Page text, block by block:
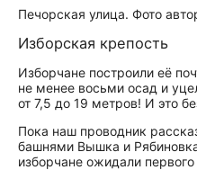
Печорская улица. Фото
Изборская крепость
Изборчане построили её
не менее восьми осад и
от 7,5 до 19 метров! И это
Пока наш проводник
башнями Вышка и
изборчане ожидали первого